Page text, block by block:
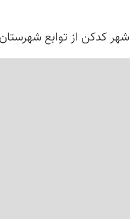
شهر کدکن از توابع